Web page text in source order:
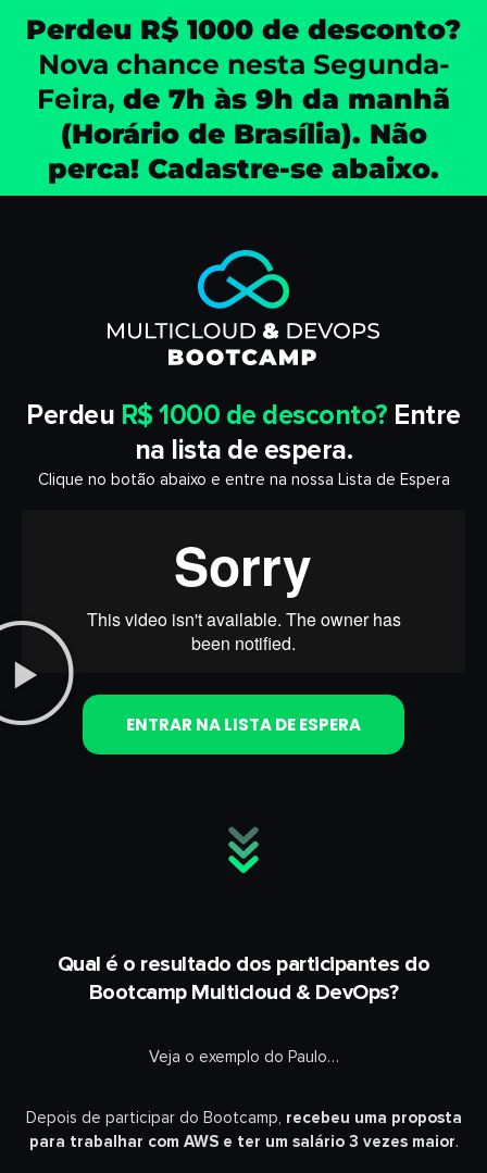
Perdeu R$ 1000 de desconto?
Nova chance nesta Segunda-
Feira, de 7h às 9h da manhã
(Horário de Brasília). Não
perca! Cadastre-se abaixo.
Perdeu R$ 1000 de desconto? Entre
na lista de espera.
Clique no botão abaixo e entre na nossa Lista de Espera
ENTRAR NA LISTA DE ESPERA
Qual é o resultado dos participantes do
Bootcamp Multicloud & DevOps?
Veja o exemplo do Paulo…
Depois de participar do Bootcamp, recebeu uma proposta
para trabalhar com AWS e ter um salário 3 vezes maior.